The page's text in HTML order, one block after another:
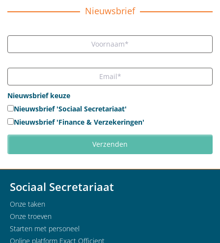
Nieuwsbrief
Nieuwsbrief keuze
Nieuwsbrief 'Sociaal Secretariaat'
Nieuwsbrief 'Finance & Verzekeringen'
Sociaal Secretariaat
Onze taken
Onze troeven
Starten met personeel
Online platform Exact Officient